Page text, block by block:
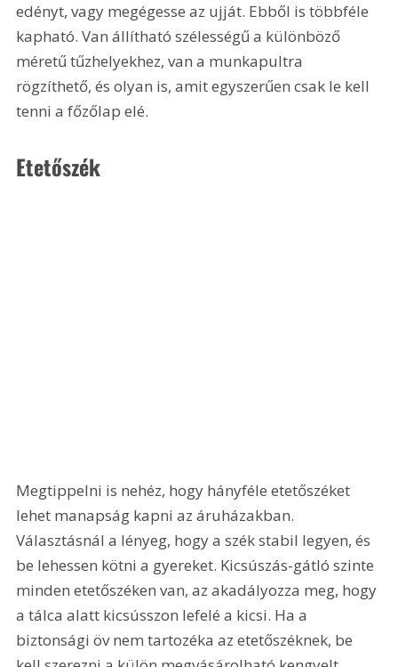
edényt, vagy megégesse az ujját. Ebből is többféle
kapható. Van állítható szélességű a különböző
méretű tűzhelyekhez, van a munkapultra
rögzíthető, és olyan is, amit egyszerűen csak le kell
tenni a főzőlap elé.
Etetőszék
Megtippelni is nehéz, hogy hányféle etetőszéket
lehet manapság kapni az áruházakban.
Választásnál a lényeg, hogy a szék stabil legyen, és
be lehessen kötni a gyereket. Kicsúszás-gátló szinte
minden etetőszéken van, az akadályozza meg, hogy
a tálca alatt kicsússzon lefelé a kicsi. Ha a
biztonsági öv nem tartozéka az etetőszéknek, be